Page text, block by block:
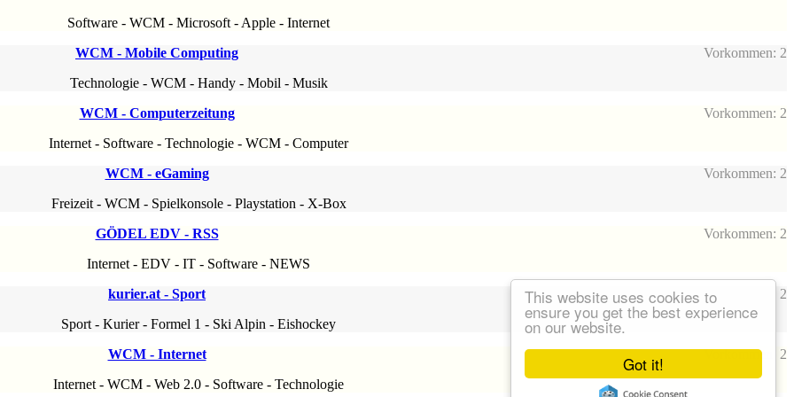
Got it!
This website uses cookies to
ensure you get the best experience
on our website.
Software - WCM - Microsoft - Apple - Internet
Vorkommen: 2
WCM - Mobile Computing
Technologie- WCM- Handy- Mobil - Musik
Vorkommen: 2
WCM - Computerzeitung
Internet - Software - Technologie - WCM - Computer
Vorkommen: 2
WCM - eGaming
Freizeit- WCM- Spielkonsole- Playstation - X-Box
Vorkommen: 2
GÖDEL EDV - RSS
Internet - EDV - IT - Software - NEWS
Vorkommen: 2
kurier.at - Sport
Sport - Kurier- Formel 1 - Ski Alpin - Eishockey
Vorkommen: 2
WCM - Internet
Internet - WCM - Web 2.0 - Software - Technologie